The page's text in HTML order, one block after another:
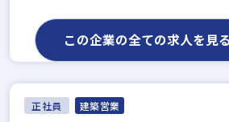
この企業の全ての求人を見
正社員 建築営業